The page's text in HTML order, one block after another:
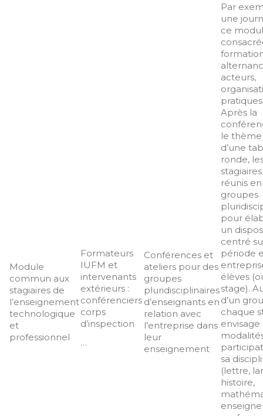
Module
commun aux
stagiaires de
l’enseignement
technologique
et
professionnel
Formateurs
IUFM et
intervenants
extérieurs :
conférenciers
corps
d’inspection
…
Conférences et
ateliers pour des
groupes
pluridisciplinaires
d’enseignants en
relation avec
l’entreprise dans
leur
enseignement
Par
une
ce
acteurs,
pratiques
Après la
le thème
d’une
ronde,
réunis en
groupes
pour
un
centré
période
élèves
stage).
d’un
chaque
envisage
sa
(lettre,
histoire,